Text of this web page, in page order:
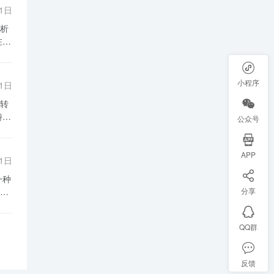
日
提
日
日
小程序
公众号
APP
分享
QQ群
反馈